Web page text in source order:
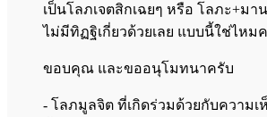
เป็นโลภเจตสิกเฉยๆ หรือ โลภะ+มา
ไม่มีทิฏฐิเกี่ยวด้วยเลย แบบนี้ใช่ไหม
ขอบคุณ และขออนุโมทนาครับ
- โลภมูลจิต ที่เกิดร่วมด้วยกับความ